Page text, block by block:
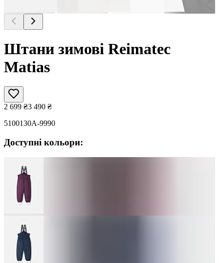
Штани зимові Reimatec
Matias
2 699 ₴3 490 ₴
5100130A-9990
Доступні кольори: